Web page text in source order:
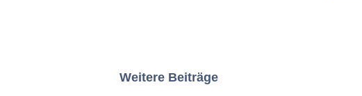
Weitere Beiträge